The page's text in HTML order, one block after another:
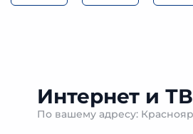
Интернет и
По вашему адресу: